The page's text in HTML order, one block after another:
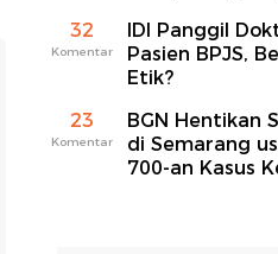
32
Komentar
IDI Panggil
Pasien BPJS,
Etik?
23
Komentar
BGN Hentikan
di Semarang
700-an Kasus